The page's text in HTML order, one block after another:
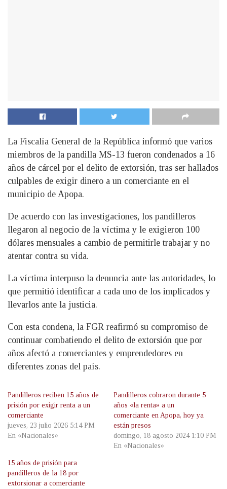
La Fiscalía General de la República informó que varios
miembros de la pandilla MS-13 fueron condenados a 16
años de cárcel por el delito de extorsión, tras ser hallados
culpables de exigir dinero a un comerciante en el
municipio de Apopa.
De acuerdo con las investigaciones, los pandilleros
llegaron al negocio de la víctima y le exigieron 100
dólares mensuales a cambio de permitirle trabajar y no
atentar contra su vida.
La víctima interpuso la denuncia ante las autoridades, lo
que permitió identificar a cada uno de los implicados y
llevarlos ante la justicia.
Con esta condena, la FGR reafirmó su compromiso de
continuar combatiendo el delito de extorsión que por
años afectó a comerciantes y emprendedores en
diferentes zonas del país.
Pandilleros reciben 15 años de
prisión por exigir renta a un
comerciante
jueves, 23 julio 2026 5:14 PM
En «Nacionales»
Pandilleros cobraron durante 5
años «la renta» a un
comerciante en Apopa, hoy ya
están presos
domingo, 18 agosto 2024 1:10 PM
En «Nacionales»
15 años de prisión para
pandilleros de la 18 por
extorsionar a comerciante